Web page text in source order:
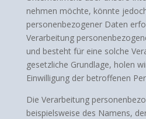
nehmen möchte, könnte
personenbezogener Daten
Verarbeitung
und besteht für eine solche
gesetzliche Grundlage, holen
Einwilligung der betroffenen
Die Verarbeitung
beispielsweise des Namens,